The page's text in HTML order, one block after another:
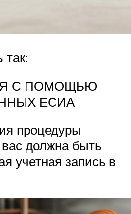
так:
С ПОМОЩЬЮ
ЕСИА
процедуры
вас должна быть
учетная запись в